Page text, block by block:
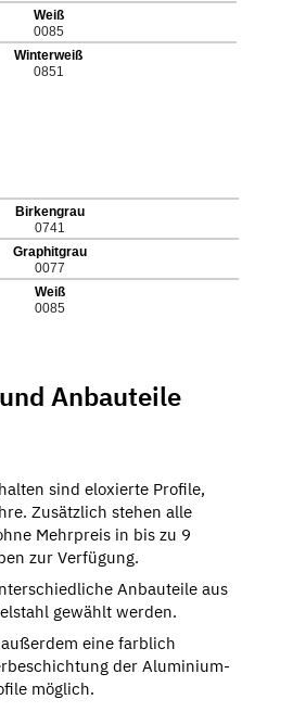
Weiß
0085
Winterweiß
0851
Birkengrau
0741
Graphitgrau
0077
Weiß
0085
Anbauteile
sind eloxierte Profile,
Zusätzlich stehen alle
Mehrpreis in bis zu 9
zur Verfügung.
Anbauteile aus
gewählt werden.
eine farblich
der Aluminium-
möglich.